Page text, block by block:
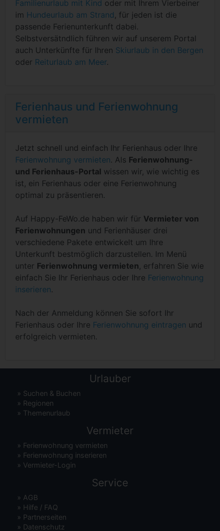
Familienurlaub mit Kind oder mit Ihrem Vierbeiner
im Hundeurlaub am Strand , für jeden ist die
passende Ferienunterkunft dabei.
Selbstversätndlich führen wir auf unserem Portal
auch Unterkünfte für Ihren Skiurlaub in den Bergen
oder Reiturlaub am Meer.
Ferienhaus und Ferienwohnung
vermieten
Jetzt schnell und einfach Ihr Ferienhaus oder Ihre
Ferienwohnung vermieten. Als Ferienwohnung-
und Ferienhaus-Portal wissen wir, wie wichtig es
ist, ein Ferienhaus oder eine Ferienwohnung
optimal zu präsentieren.
Auf Happy-FeWo.de haben wir für Vermieter von
Ferienwohnungen und Ferienhäuser drei
verschiedene Pakete entwickelt um Ihre
Unterkunft bestmöglich darzustellen. Im Menü
unter Ferienwohnung vermieten , erfahren Sie wie
einfach Sie Ihr Ferienhaus oder Ihre Ferienwohnung
inserieren.
Nach der Anmeldung können Sie sofort Ihr
Ferienhaus oder Ihre Ferienwohnung eintragen und
erfolgreich vermieten.
Urlauber
» Suchen & Buchen
» Regionen
» Themenurlaub
Vermieter
» Ferienwohnung vermieten
» Ferienwohnung inserieren
» Vermieter-Login
Service
» AGB
» Hilfe / FAQ
» Partnerseiten
» Datenschutz